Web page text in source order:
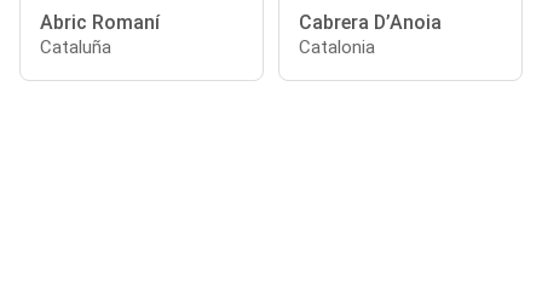
Abric Romaní
Cataluña
Cabrera D’Anoia
Catalonia